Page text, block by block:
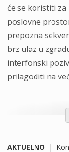
će se koristiti
poslovne
prepozna
brz ulaz u
interfonski
prilagoditi na
AKTUELNO |